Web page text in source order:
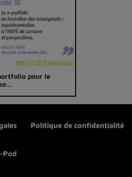
pour le
Politique de confidentialité
Pod